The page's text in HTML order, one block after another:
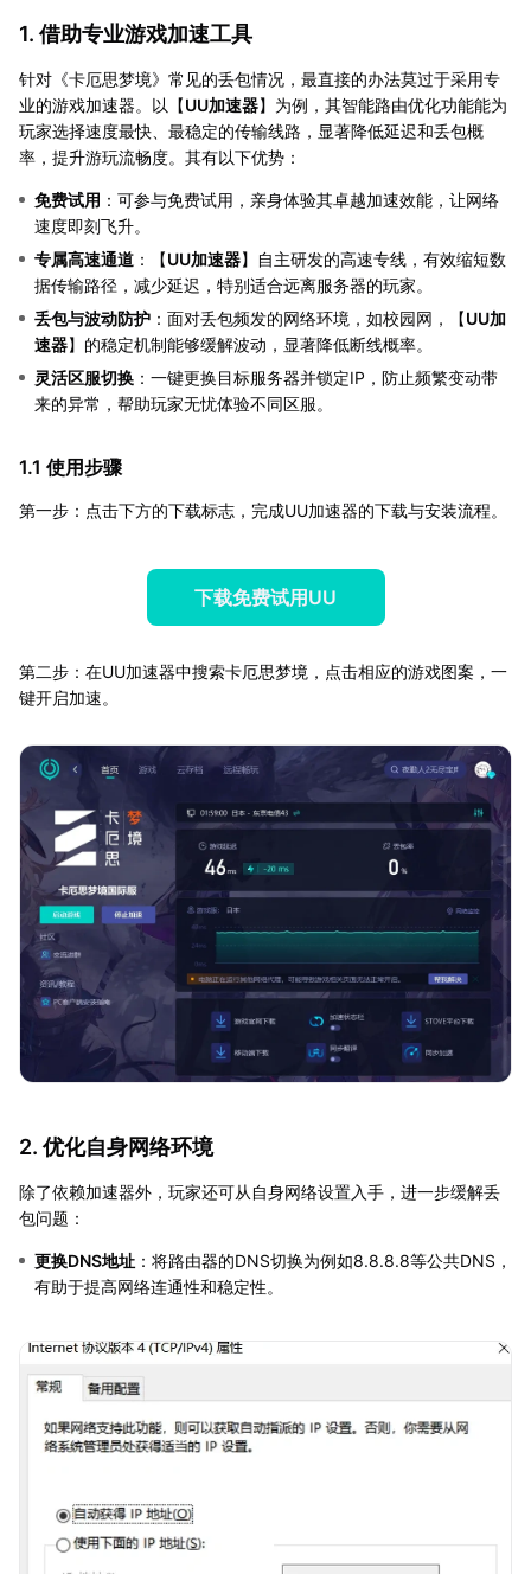
1. 借助专业游戏加速工具
针对《卡厄思梦境》常见的丢包情况，最直接的办法莫过于采用专
业的游戏加速器。以【UU加速器】为例，其智能路由优化功能能为
玩家选择速度最快、最稳定的传输线路，显著降低延迟和丢包概
率，提升游玩流畅度。其有以下优势：
免费试用 ：可参与免费试用，亲身体验其卓越加速效能，让网络
速度即刻飞升。
专属高速通道 ：【UU加速器】自主研发的高速专线，有效缩短数
据传输路径，减少延迟，特别适合远离服务器的玩家。
丢包与波动防护 ：面对丢包频发的网络环境，如校园网，【UU加
速器】的稳定机制能够缓解波动，显著降低断线概率。
灵活区服切换 ：一键更换目标服务器并锁定IP，防止频繁变动带
来的异常，帮助玩家无忧体验不同区服。
1.1 使用步骤
第一步：点击下方的下载标志，完成UU加速器的下载与安装流程。
下载免费试用UU
第二步：在UU加速器中搜索卡厄思梦境，点击相应的游戏图案，一
键开启加速。
2. 优化自身网络环境
除了依赖加速器外，玩家还可从自身网络设置入手，进一步缓解丢
包问题：
更换DNS地址 ：将路由器的DNS切换为例如8.8.8.8等公共DNS，
有助于提高网络连通性和稳定性。